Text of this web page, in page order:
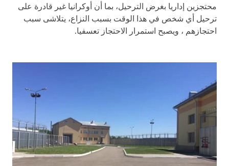
محتجزين إداريا بغرض الترحيل، بما أن أوكرانيا غير قادرة على
ترحيل أي شخص في هذا الوقت بسبب النزاع، يتلاشى سبب
احتجازهم ، ويصبح استمرار الاحتجاز تعسفيا.